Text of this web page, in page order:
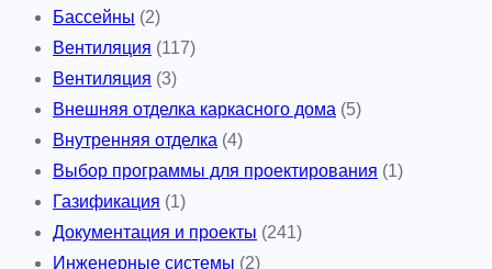
Бассейны (2)
Вентиляция (117)
Вентиляция (3)
Внешняя отделка каркасного дома (5)
Внутренняя отделка (4)
Выбор программы для проектирования (1)
Газификация (1)
Документация и проекты (241)
Инженерные системы (2)